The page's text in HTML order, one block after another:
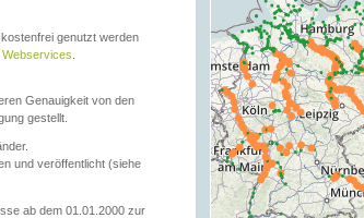
genutzt werden
Genauigkeit von den
gestellt.
und veröffentlicht (siehe
ab dem 01.01.2000 zur